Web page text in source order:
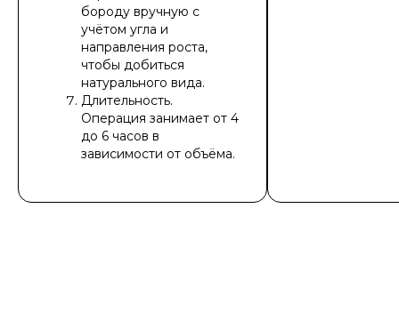
бороду вручную с
учётом угла и
направления роста,
чтобы добиться
натурального вида.
Длительность.
Операция занимает от 4
до 6 часов в
зависимости от объёма.